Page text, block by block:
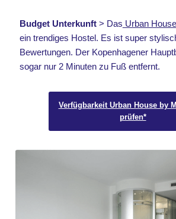
Budget Unterkunft > Das Urban
ein trendiges Hostel. Es ist super
Bewertungen. Der Kopenhagener
sogar nur 2 Minuten zu Fuß entfernt.
Verfügbarkeit Urban House by
prüfen*